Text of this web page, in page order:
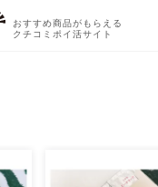
おすすめ商品がもらえる
クチコミポイ活サイト